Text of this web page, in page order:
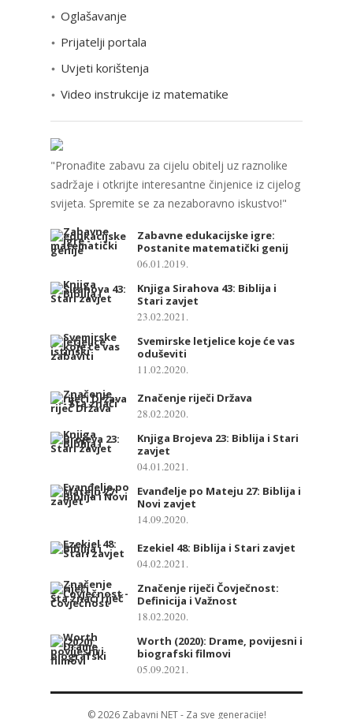
i
j
Oglašavanje
Prijatelji portala
Uvjeti korištenja
Video instrukcije iz matematike
"Pronađite zabavu za cijelu obitelj uz raznolike
sadržaje i otkrijte interesantne činjenice iz cijelog
svijeta. Spremite se za nezaboravno iskustvo!"
Zabavne edukacijske igre:
Postanite matematički genij
06.01.2019.
Knjiga Sirahova 43: Biblija i
Stari zavjet
23.02.2021.
Svemirske letjelice koje će vas
oduševiti
11.02.2020.
Značenje riječi Država
28.02.2020.
Knjiga Brojeva 23: Biblija i Stari
zavjet
04.01.2021.
Evanđelje po Mateju 27: Biblija i
Novi zavjet
14.09.2020.
Ezekiel 48: Biblija i Stari zavjet
04.02.2021.
Značenje riječi Čovječnost:
Definicija i Važnost
18.02.2020.
Worth (2020): Drame, povijesni i
biografski filmovi
05.09.2021.
© 2026 Zabavni NET- Za sve generacije!